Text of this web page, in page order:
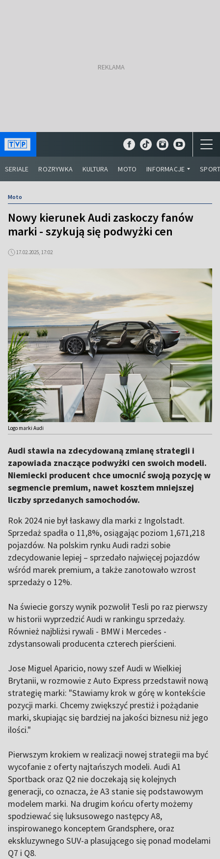
SERIALE ROZRYWKA KULTURA MOTO INFORMACJE
Moto
Nowy kierunek Audi zaskoczy fanów
marki - szykują się podwyżki cen
17.02.2025, 17:02
Logo marki Audi
Audi stawia na zdecydowaną zmianę strategii i
zapowiada znaczące podwyżki cen swoich modeli.
Niemiecki producent chce umocnić swoją pozycję w
segmencie premium, nawet kosztem mniejszej
liczby sprzedanych samochodów.
Rok 2024 nie był łaskawy dla marki z Ingolstadt.
Sprzedaż spadła o 11,8%, osiągając poziom 1,671,218
pojazdów. Na polskim rynku Audi radzi sobie
zdecydowanie lepiej – sprzedało najwięcej pojazdów
wśród marek premium, a także zanotowało wzrost
sprzedaży o 12%.
Na świecie gorszy wynik pozwolił Tesli po raz pierwszy
w historii wyprzedzić Audi w rankingu sprzedaży.
Również najbliżsi rywali - BMW i Mercedes -
zdystansowali producenta czterech pierścieni.
Jose Miguel Aparicio, nowy szef Audi w Wielkiej
Brytanii, w rozmowie z Auto Express przedstawił nową
strategię marki: "Stawiamy krok w górę w kontekście
pozycji marki. Chcemy zwiększyć prestiż i pożądanie
marki, skupiając się bardziej na jakości biznesu niż jego
ilości."
Pierwszym krokiem w realizacji nowej strategii ma być
wycofanie z oferty najtańszych modeli. Audi A1
Sportback oraz Q2 nie doczekają się kolejnych
generacji, co oznacza, że A3 stanie się podstawowym
modelem marki. Na drugim końcu oferty możemy
spodziewać się luksusowego następcy A8,
inspirowanego konceptem Grandsphere, oraz
ekskluzywnego SUV-a plasującego się ponad modelami
Q7 i Q8.